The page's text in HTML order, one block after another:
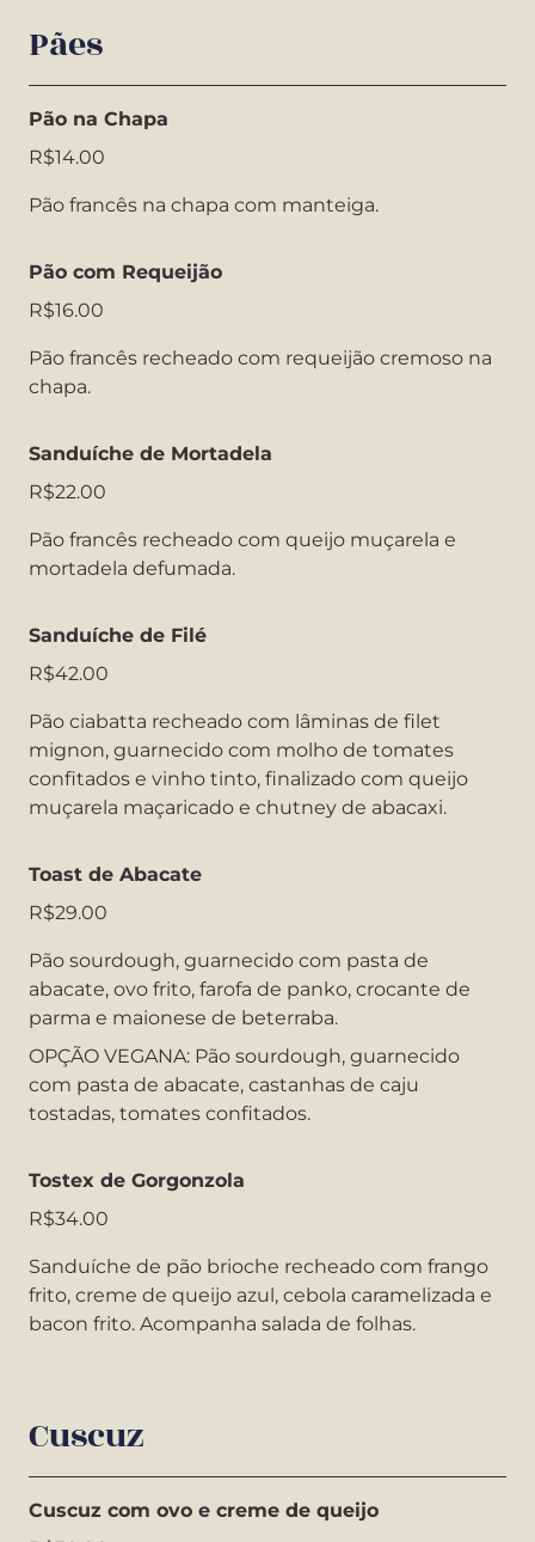
Pães
Pão na Chapa
R$14.00
Pão francês na chapa com manteiga.
Pão com Requeijão
R$16.00
Pão francês recheado com requeijão cremoso na
chapa.
Sanduíche de Mortadela
R$22.00
Pão francês recheado com queijo muçarela e
mortadela defumada.
Sanduíche de Filé
R$42.00
Pão ciabatta recheado com lâminas de filet
mignon, guarnecido com molho de tomates
confitados e vinho tinto, finalizado com queijo
muçarela maçaricado e chutney de abacaxi.
Toast de Abacate
R$29.00
Pão sourdough, guarnecido com pasta de
abacate, ovo frito, farofa de panko, crocante de
parma e maionese de beterraba.
OPÇÃO VEGANA: Pão sourdough, guarnecido
com pasta de abacate, castanhas de caju
tostadas, tomates confitados.
Tostex de Gorgonzola
R$34.00
Sanduíche de pão brioche recheado com frango
frito, creme de queijo azul, cebola caramelizada e
bacon frito. Acompanha salada de folhas.
Cuscuz
Cuscuz com ovo e creme de queijo